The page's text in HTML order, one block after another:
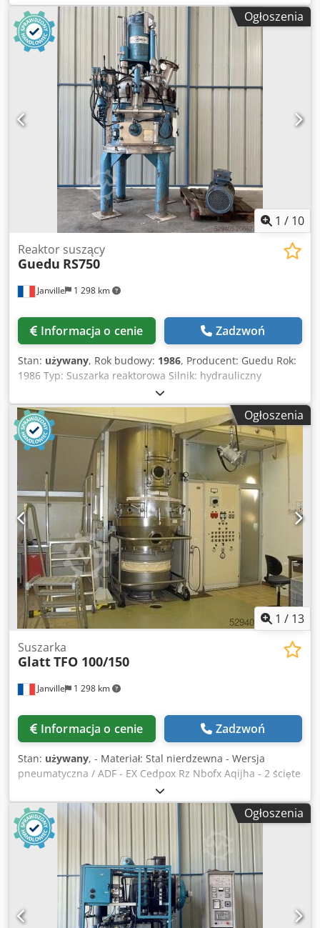
produkcji: 1989. Poprzednie zastosowanie: przemysł
farmaceutyczny. Pojemność misy produktu: 700 litrów.
Wydajność produktu: 200–280 kg. Filtracja powietrza i
nagrzewnica. Filtracja workowa. Wymiennik ciepła: rurowy.
Kontrola temperatury: wieloczujnikowa. Natrysk: tak.
Pompa perystaltyczna Watson Marlow. Dysza natryskowa.
Rama i wieża: stal nierdzewna 316. Szafa sterownicza.
Sprzedawana z 2 misami i osłonami ochronnymi.
Obracarka wózka: dostępna. Dokumentacja: dostępna w
języku niemieckim. Części zamienne. Zawory dostępne.
Wentylator niedostępny. Generator ciepłej wody / kocioł
niedostępny. Chsdpfx Aqjx R An Soiea
Ogłoszenia
1 / 10
Janville 1 298 km
Reaktor suszący
Guedu RS750
Informacja o cenie Zadzwoń
Stan: używany, Rok budowy: 1986, Producent: Guedu Rok:
1986 Typ: Suszarka reaktorowa Silnik: hydrauliczny
Pojemność reaktora: 280 l Obwód płaszcza: Zbiornik: 14,6 l
/ 0,9 m2 Dno: 13,75 l / 0,55 m2 Dodatek na korozję: 1 mm
Ciśnienie próbne (pół płaszcza): 12 bar Ciśnienie robocze
(pół płaszcza): 6 bar para Ciśnienie próbne (zbiornik): 6 bar
Ciśnienie robocze (naczynie): 3,99 bar gaz i 10 torr próżnia
Cjdpox Rz Iqofx Aqioha Temperatura robocza: - 20°C +
160°C Współczynnik spawania: 0,7
Ogłoszenia
1 / 13
Janville 1 298 km
Suszarka
GlattTFO 100/150
Informacja o cenie Zadzwoń
Stan: używany, - Materiał: Stal nierdzewna - Wersja
pneumatyczna / ADF - EX Cedpox Rz Nbofx Aqijha - 2 ścięte
zbiorniki 400L na wózku (na każdą suszarnię), model
WSG120 / D.1200 / 900 X PF.500 - 1 obracarka zbiorników
wspólna dla obu suszarni - Szafa sterownicza -
Zabezpieczenie: 2 membrany przeciwwybuchowe
połączone z butlą azotową
Ogłoszenia